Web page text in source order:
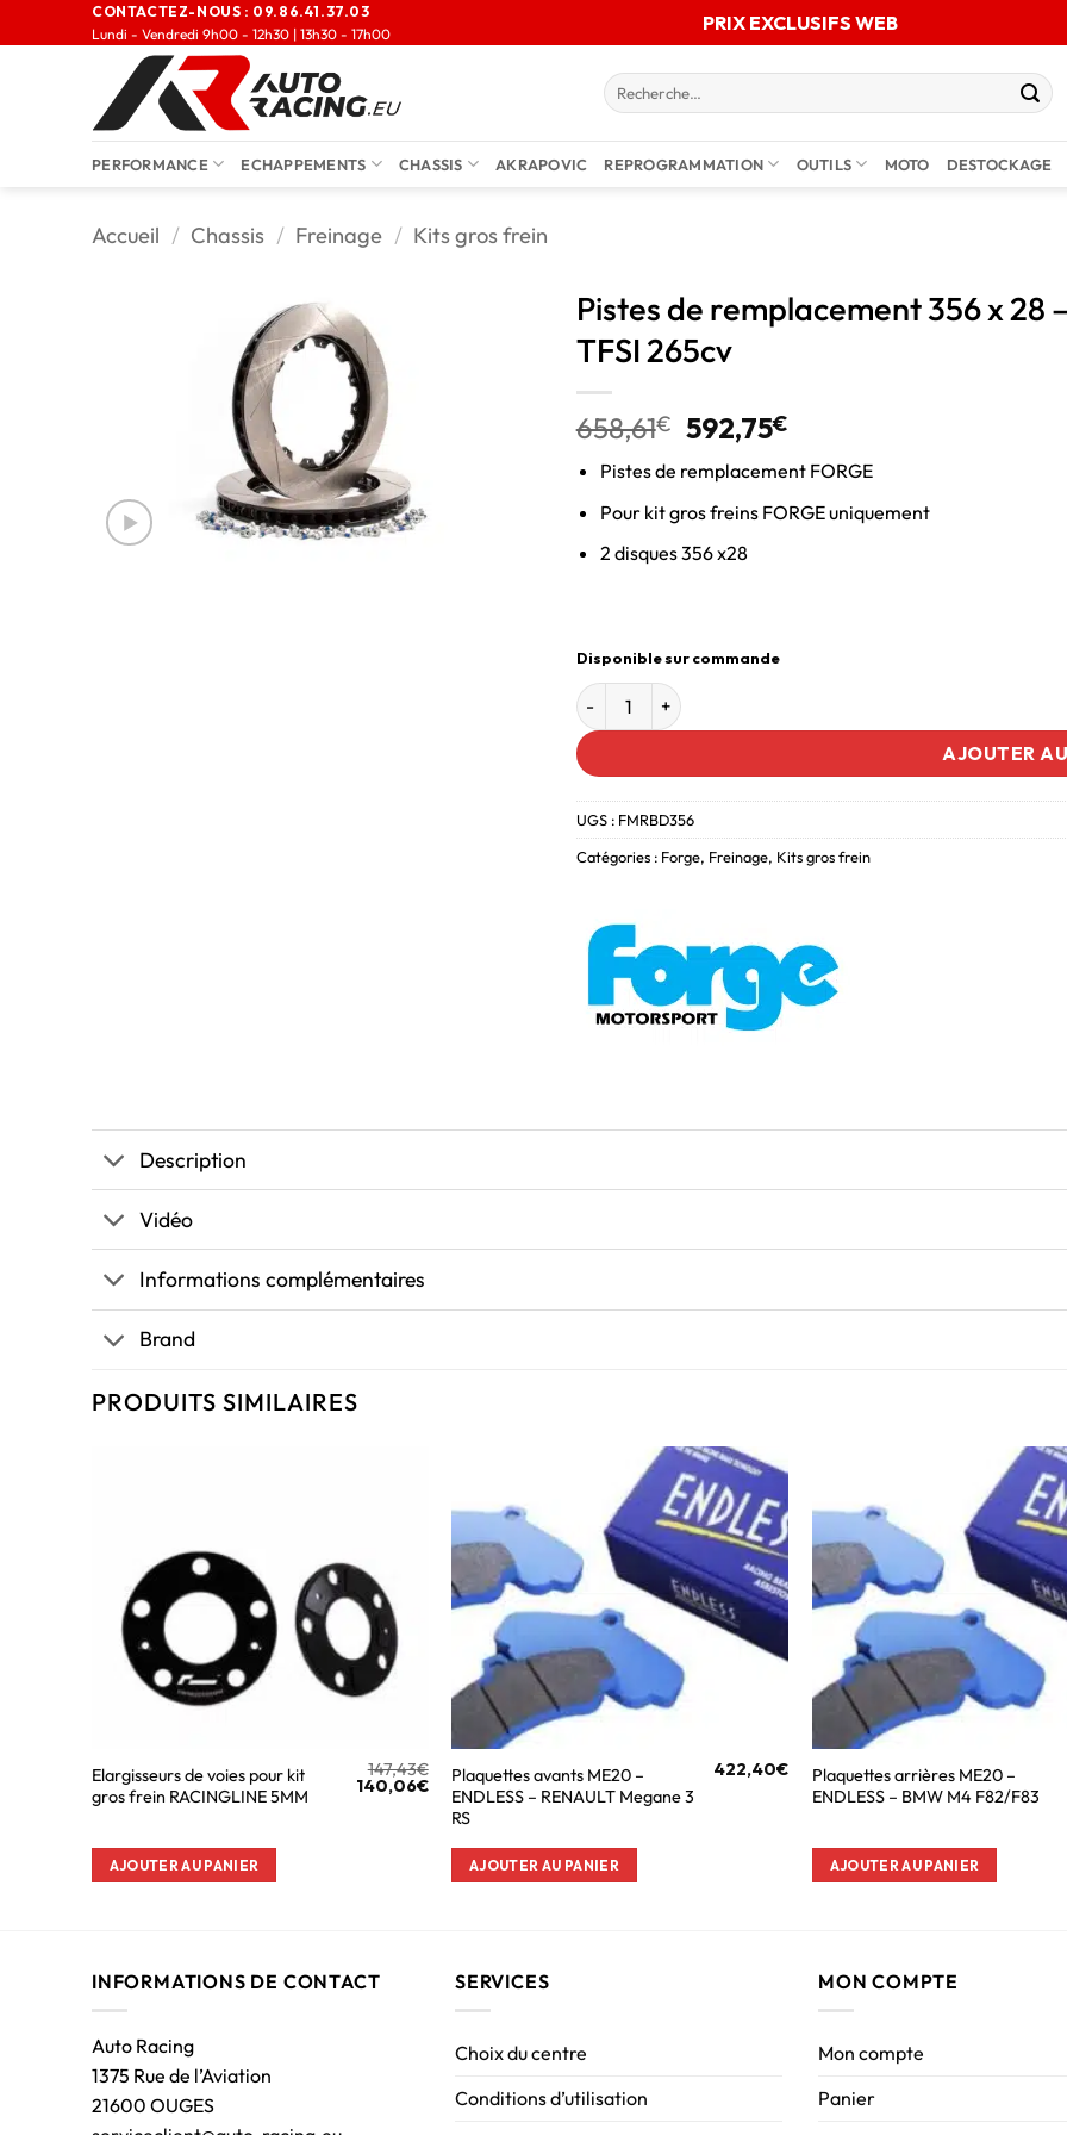
CONTACTEZ-NOUS : 09.86.41.37.03
Lundi - Vendredi 9h00 - 12h30 | 13h30 - 17h00
PRIX EXCLUSIFS WEB
PERFORMANCE ECHAPPEMENTS CHASSIS AKRAPOVIC REPROGRAMMATION OUTILS MOTO DESTOCKAGE
Accueil / Chassis / Freinage / Kits gros frein
Pistes de remplacement 356 x 28
TFSI 265cv
658,61€ 592,75€
Pistes de remplacement FORGE
Pour kit gros freins FORGE uniquement
2 disques 356 x28
Disponible sur commande
AJOUTER
UGS : FMRBD356
Catégories : Forge, Freinage, Kits gros frein
Description
Vidéo
Informations complémentaires
Brand
PRODUITS SIMILAIRES
Elargisseurs de voies pour kit
gros frein RACINGLINE 5MM
147,43€
140,06€
AJOUTER AU PANIER
Plaquettes avants ME20 –
ENDLESS – RENAULT Megane 3
RS
422,40€
AJOUTER AU PANIER
Plaquettes arrières ME20 –
ENDLESS – BMW M4 F82/F83
AJOUTER AU PANIER
INFORMATIONS DE CONTACT
Auto Racing
1375 Rue de l’Aviation
21600 OUGES
SERVICES
Choix du centre
Conditions d’utilisation
MON COMPTE
Mon compte
Panier